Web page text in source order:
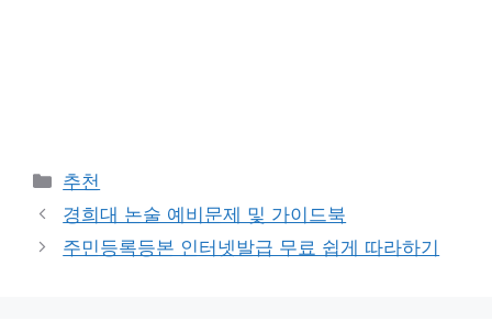
Categories
추천
경희대 논술 예비문제 및 가이드북
주민등록등본 인터넷발급 무료 쉽게 따라하기